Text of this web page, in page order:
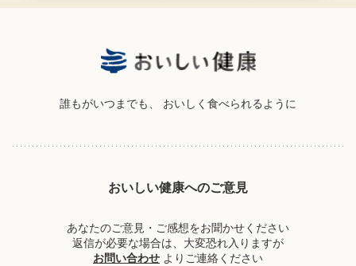
誰もがいつまでも、 おいしく食べられるように
おいしい健康へのご意見
あなたのご意見・ご感想をお聞かせください
返信が必要な場合は、大変恐れ入りますが
お問い合わせ よりご連絡ください